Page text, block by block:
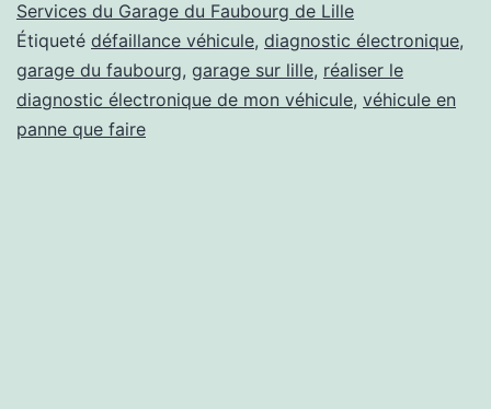
diagnostic
électronique
du
Services du Garage du Faubourg de Lille
Étiqueté défaillance véhicule, diagnostic électronique,
garage du faubourg, garage sur lille, réaliser le
diagnostic électronique de mon véhicule, véhicule en
panne que faire